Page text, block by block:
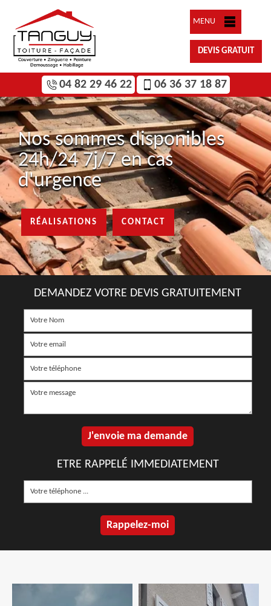
MENU
DEVIS GRATUIT
04 82 29 46 22 06 36 37 18 87
Nos sommes disponibles
24h/24 7j/7 en cas
d'urgence
RÉALISATIONS CONTACT
DEMANDEZ VOTRE DEVIS GRATUITEMENT
ETRE RAPPELÉ IMMEDIATEMENT